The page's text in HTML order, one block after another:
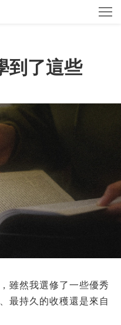
到了這些
雖然我選修了一些優秀
最持久的收穫還是來自